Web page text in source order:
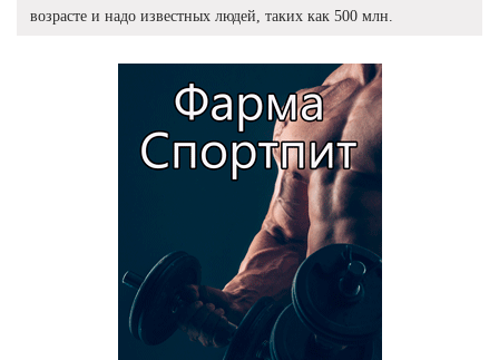
возрасте и надо известных людей, таких как 500 млн.